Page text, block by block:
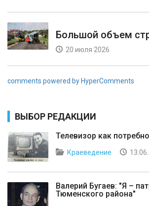
Большой объем
20 июля 2026
comments powered by HyperComments
ВЫБОР РЕДАКЦИИ
Телевизор как
Краеведение
Валерий Бугаев: "Я –
Тюменского района"